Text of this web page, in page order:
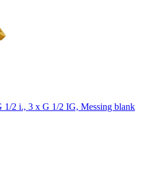
1/2 i., 3 x G 1/2 IG, Messing blank